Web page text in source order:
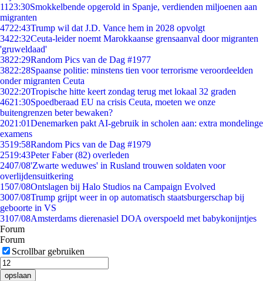
11 23:30Smokkelbende opgerold in Spanje, verdienden miljoenen aan
migranten
4722:43Trump wil dat J.D. Vance hem in 2028 opvolgt
3422:32Ceuta-leider noemt Marokkaanse grensaanval door migranten
'gruweldaad'
3822:29Random Pics van de Dag #1977
3822:28Spaanse politie: minstens tien voor terrorisme veroordeelden
onder migranten Ceuta
3022:20Tropische hitte keert zondag terug met lokaal 32 graden
4621:30Spoedberaad EU na crisis Ceuta, moeten we onze
buitengrenzen beter bewaken?
2021:01Denemarken pakt AI-gebruik in scholen aan: extra mondelinge
examens
3519:58Random Pics van de Dag #1979
2519:43Peter Faber (82) overleden
2407/08'Zwarte weduwes' in Rusland trouwen soldaten voor
overlijdensuitkering
1507/08Ontslagen bij Halo Studios na Campaign Evolved
3007/08Trump grijpt weer in op automatisch staatsburgerschap bij
geboorte in VS
3107/08Amsterdams dierenasiel DOA overspoeld met babykonijntjes
Forum
Forum
Scrollbar gebruiken
opslaan